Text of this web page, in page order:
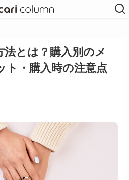
とは？購入別のメ
ト・購入時の注意点